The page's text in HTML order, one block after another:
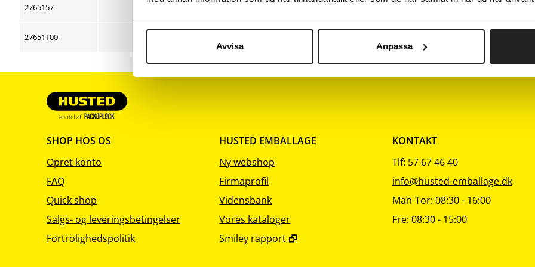
Avvisa Anpassa
2765157
27651100
SHOP HOS OS
Opret konto
FAQ
Quick shop
Salgs- og leveringsbetingelser
Fortrolighedspolitik
HUSTED EMBALLAGE
Ny webshop
Firmaprofil
Vidensbank
Vores kataloger
Smiley rapport 🗗
KONTAKT
Tlf: 57 67 46 40
info@husted-emballage.dk
Man-Tor: 08:30 - 16:00
Fre: 08:30 - 15:00